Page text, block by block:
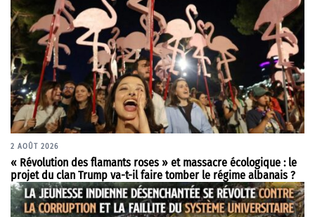
2 AOÛT 2026
« Révolution des flamants roses » et massacre écologique : le
projet du clan Trump va-t-il faire tomber le régime albanais ?